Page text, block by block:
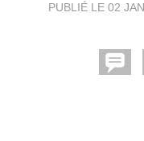
PUBLIÉ LE 02